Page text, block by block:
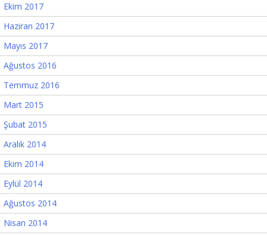
Ekim 2017
Haziran 2017
Mayıs 2017
Ağustos 2016
Temmuz 2016
Mart 2015
Şubat 2015
Aralık 2014
Ekim 2014
Eylül 2014
Ağustos 2014
Nisan 2014